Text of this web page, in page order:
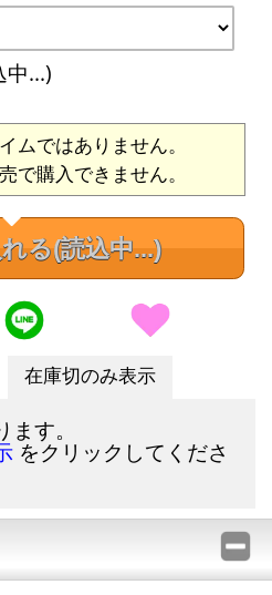
中...)
ムではありません。
で購入できません。
る(読込中...)
在庫切のみ表示
す。
をクリックしてくださ